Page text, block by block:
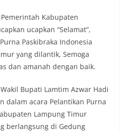
Kabupaten
ucapkan “Selamat”,
Paskibraka Indonesia
yang dilantik, Semoga
dan amanah dengan baik.
Bupati Lamtim Azwar Hadi
dalam acara Pelantikan Purna
Lampung Timur
berlangsung di Gedung